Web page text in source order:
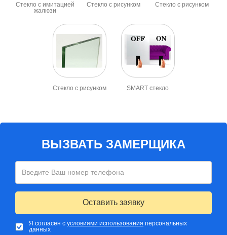
Стекло с имитацией
жалюзи
Стекло с рисунком Стекло с рисунком
Стекло с рисунком SMART стекло
ВЫЗВАТЬ ЗАМЕРЩИКА
Оставить заявку
Я согласен сусловиями использования персональных
данных